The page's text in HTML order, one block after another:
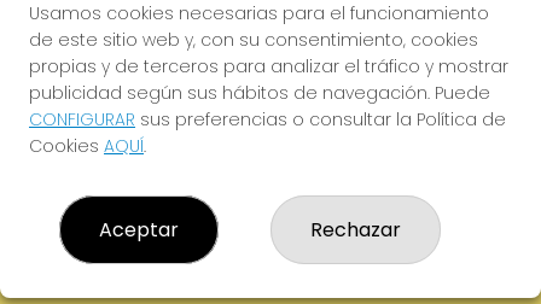
LA PERLA D'OR
¿Quiénes somos?
Comprar lotería
Resultados
Contacto
Empresas
Registro
Usamos cookies necesarias para el funcionamiento
de este sitio web y, con su consentimiento, cookies
propias y de terceros para analizar el tráfico y mostrar
publicidad según sus hábitos de navegación. Puede
CONFIGURAR sus preferencias o consultar la Política de
Cookies AQUÍ.
Aceptar Rechazar